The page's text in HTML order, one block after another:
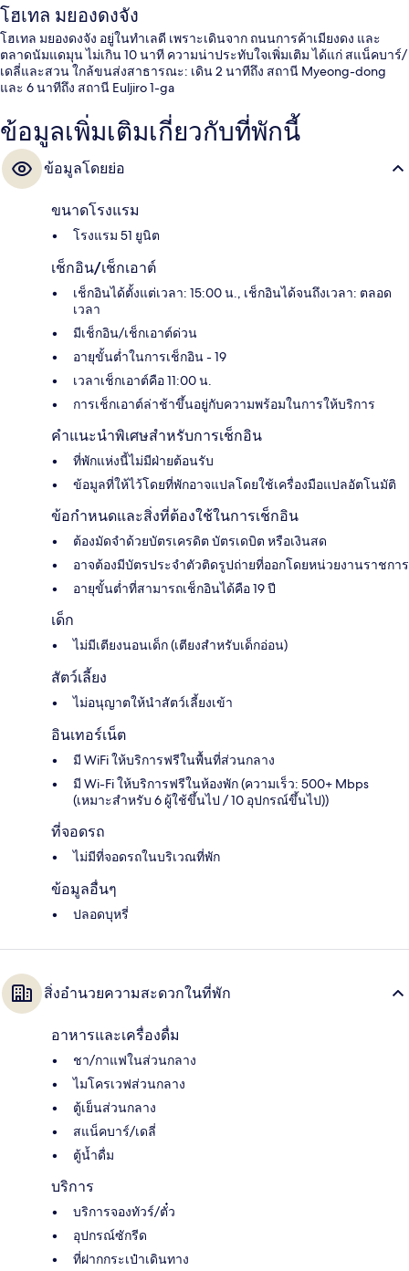
โฮเทล มยองดงจัง
โฮเทล มยองดงจัง อยู่ในทำเลดี เพราะเดินจาก ถนนการค้าเมียงดง และ
ตลาดนัมแดมุน ไม่เกิน 10 นาที ความน่าประทับใจเพิ่มเติม ได้แก่ สแน็คบาร์/
เดลี่และสวน ใกล้ขนส่งสาธารณะ: เดิน 2 นาทีถึง สถานี Myeong-dong
และ 6 นาทีถึง สถานี Euljiro 1-ga
ข้อมูลเพิ่มเติมเกี่ยวกับที่พักนี้
ข้อมูลโดยย่อ
ขนาดโรงแรม
โรงแรม 51 ยูนิต
เช็กอิน/เช็กเอาต์
เช็กอินได้ตั้งแต่เวลา: 15:00 น., เช็กอินได้จนถึงเวลา: ตลอด
เวลา
มีเช็กอิน/เช็กเอาต์ด่วน
อายุขั้นต่ำในการเช็กอิน - 19
เวลาเช็กเอาต์คือ 11:00 น.
การเช็กเอาต์ล่าช้าขึ้นอยู่กับความพร้อมในการให้บริการ
คำแนะนำพิเศษสำหรับการเช็กอิน
ที่พักแห่งนี้ไม่มีฝ่ายต้อนรับ
ข้อมูลที่ให้ไว้โดยที่พักอาจแปลโดยใช้เครื่องมือแปลอัตโนมัติ
ข้อกำหนดและสิ่งที่ต้องใช้ในการเช็กอิน
ต้องมัดจำด้วยบัตรเครดิต บัตรเดบิต หรือเงินสด
อาจต้องมีบัตรประจำตัวติดรูปถ่ายที่ออกโดยหน่วยงานราชการ
อายุขั้นต่ำที่สามารถเช็กอินได้คือ 19 ปี
เด็ก
ไม่มีเตียงนอนเด็ก (เตียงสำหรับเด็กอ่อน)
สัตว์เลี้ยง
ไม่อนุญาตให้นำสัตว์เลี้ยงเข้า
อินเทอร์เน็ต
มี WiFi ให้บริการฟรีในพื้นที่ส่วนกลาง
มี Wi-Fi ให้บริการฟรีในห้องพัก (ความเร็ว: 500+ Mbps
(เหมาะสำหรับ 6 ผู้ใช้ขึ้นไป / 10 อุปกรณ์ขึ้นไป))
ที่จอดรถ
ไม่มีที่จอดรถในบริเวณที่พัก
ข้อมูลอื่นๆ
ปลอดบุหรี่
สิ่งอำนวยความสะดวกในที่พัก
อาหารและเครื่องดื่ม
ชา/กาแฟในส่วนกลาง
ไมโครเวฟส่วนกลาง
ตู้เย็นส่วนกลาง
สแน็คบาร์/เดลี่
ตู้น้ำดื่ม
บริการ
บริการจองทัวร์/ตั๋ว
อุปกรณ์ซักรีด
ที่ฝากกระเป๋าเดินทาง